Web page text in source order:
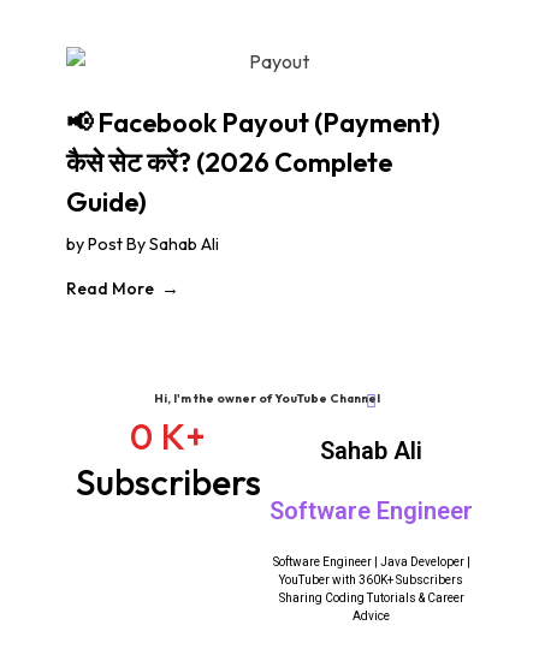
📢 Facebook Payout (Payment)
कैसे सेट करें? (2026 Complete
Guide)
byPost By Sahab Ali
Read More
Hi, I'm the owner of YouTube Channel
0 K+
Subscribers
Sahab Ali
Software Engineer
Software Engineer | Java Developer |
YouTuber with 360K+ Subscribers
Sharing Coding Tutorials & Career
Advice